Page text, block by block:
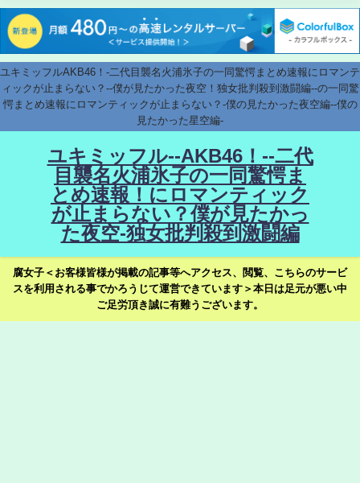
ユキミッフルAKB46！-二代目襲名火浦氷子の一同驚愕まとめ速報にロマンテ
ィックが止まらない？--僕が見たかった夜空！独女批判殺到激闘編--の一同驚
愕まとめ速報にロマンティックが止まらない？-僕の見たかった夜空編--僕の
見たかった星空編-
ユキミッフル--AKB46！--二代
目襲名火浦氷子の一同驚愕ま
とめ速報！にロマンティック
が止まらない？僕が見たかっ
た夜空-独女批判殺到激闘編
腐女子＜お客様皆様が掲載の記事等へアクセス、閲覧、こちらのサービ
スを利用される事でかろうじて運営できています＞本日は足元が悪い中
ご足労頂き誠に有難うございます。